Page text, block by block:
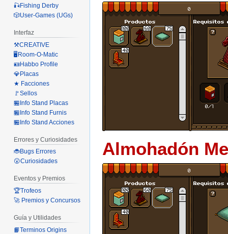
Almohadón
🎣Fishing Derby
🎲User-Games (UGs)
Interfaz
⚒️CREATIVE
🖥️Room-O-Matic
🪪Habbo Profile
💎Placas
★ Facciones
🚩Sellos
🏪Info Stand Placas
🏪Info Stand Furnis
🏪Info Stand Acciones
Errores y Curiosidades
🐞Bugs Errores
😮Curiosidades
Eventos y Premios
🏆Trofeos
🚀 Premios y Concursos
Guía y Utilidades
📙Terminos Origins